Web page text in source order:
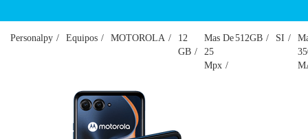
Personalpy Equipos MOTOROLA
12
GB
Mas De
25
Mpx
512GB SI